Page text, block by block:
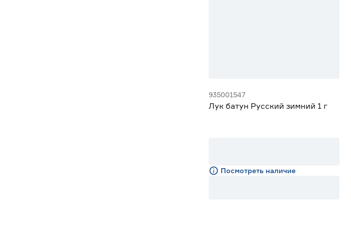
935001547
Лук батун Русский зимний 1 г
Посмотреть наличие